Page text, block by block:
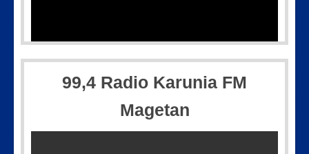
IMG-20170928-WA0071
99,4 Radio Karunia FM
Magetan